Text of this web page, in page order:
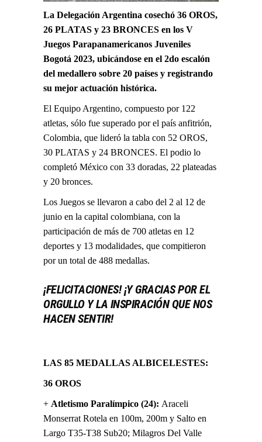
La Delegación Argentina cosechó 36 OROS,
26 PLATAS y 23 BRONCES en los V
Juegos Parapanamericanos Juveniles
Bogotá 2023, ubicándose en el 2do escalón
del medallero sobre 20 países y registrando
su mejor actuación histórica.
El Equipo Argentino, compuesto por 122
atletas, sólo fue superado por el país anfitrión,
Colombia, que lideró la tabla con 52 OROS,
30 PLATAS y 24 BRONCES. El podio lo
completó México con 33 doradas, 22 plateadas
y 20 bronces.
Los Juegos se llevaron a cabo del 2 al 12 de
junio en la capital colombiana, con la
participación de más de 700 atletas en 12
deportes y 13 modalidades, que compitieron
por un total de 488 medallas.
¡FELICITACIONES!¡Y GRACIAS POR EL
ORGULLO Y LA INSPIRACIÓN QUE NOS
HACEN SENTIR!
LAS 85 MEDALLAS ALBICELESTES:
36 OROS
+ Atletismo Paralímpico (24): Araceli
Monserrat Rotela en 100m, 200m y Salto en
Largo T35-T38 Sub20; Milagros Del Valle